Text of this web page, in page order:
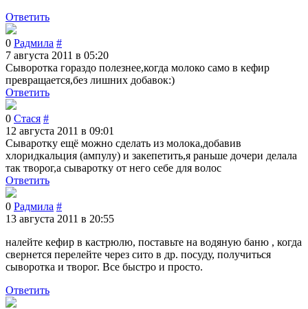
Ответить
0 Радмила #
7 августа 2011 в 05:20
Сыворотка гораздо полезнее,когда молоко само в кефир
превращается,без лишних добавок:)
Ответить
0 Стася #
12 августа 2011 в 09:01
Сываротку ещё можно сделать из молока,добавив
хлоридкальция (ампулу) и закепетить,я раньше дочери делала
так творог,а сываротку от него себе для волос
Ответить
0 Радмила #
13 августа 2011 в 20:55
налейте кефир в кастрюлю, поставьте на водяную баню , когда
свернется перелейте через сито в др. посуду, получиться
сыворотка и творог. Все быстро и просто.
Ответить